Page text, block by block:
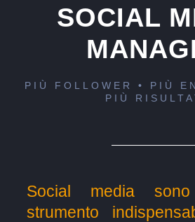
SOCIAL
PIÙ FOLLOWER • PIÙ
PIÙ
Social media
strumento